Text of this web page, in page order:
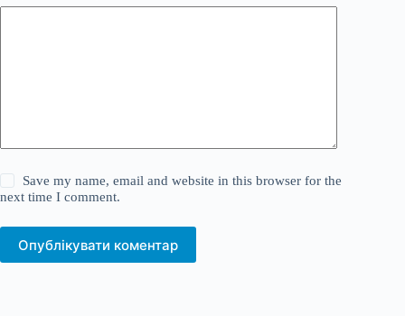
Save my name, email and website in this browser for the
next time I comment.
Опублікувати коментар